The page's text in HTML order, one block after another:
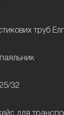
труб
паяльник
32
для